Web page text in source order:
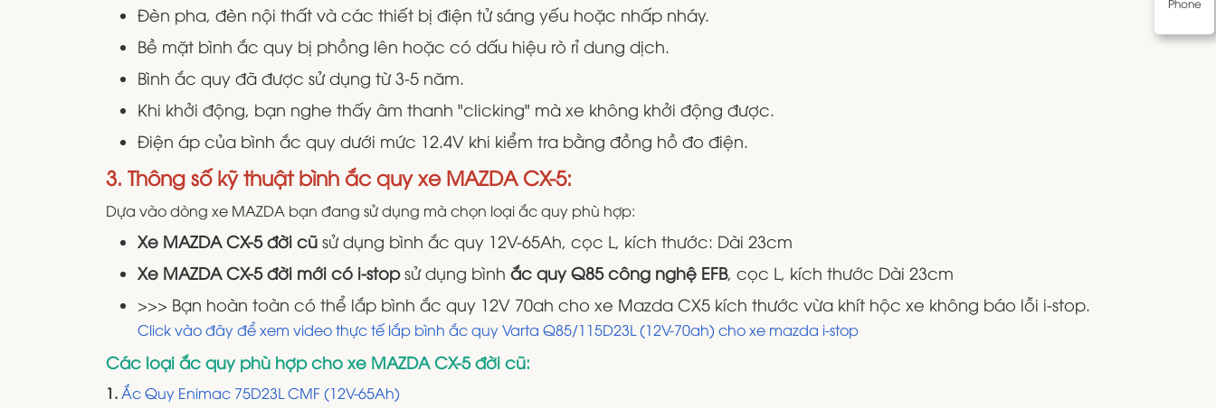
Đèn pha, đèn nội thất và các thiết bị điện tử sáng yếu hoặc nhấp nháy.
Bề mặt bình ắc quy bị phồng lên hoặc có dấu hiệu rò rỉ dung dịch.
Bình ắc quy đã được sử dụng từ 3-5 năm.
Khi khởi động, bạn nghe thấy âm thanh "clicking" mà xe không khởi động được.
Điện áp của bình ắc quy dưới mức 12.4V khi kiểm tra bằng đồng hồ đo điện.
3. Thông số kỹ thuật bình ắc quy xe MAZDA CX-5:
Dựa vào dòng xe MAZDA bạn đang sử dụng mà chọn loại ắc quy phù hợp:
Xe MAZDA CX-5 đời cũ sử dụng bình ắc quy 12V-65Ah, cọc L, kích thước: Dài 23cm
Xe MAZDA CX-5 đời mới có i-stopsử dụng bình ắc quy Q85 công nghệ EFB, cọc L, kích thước Dài 23cm
>>> Bạn hoàn toàn có thể lắp bình ắc quy 12V 70ah cho xe Mazda CX5 kích thước vừa khít hộc xe không báo lỗi i-stop.
Click vào đây để xem video thực tế lắp bình ắc quy Varta Q85/115D23L (12V-70ah) cho xe mazda i-stop
Các loại ắc quy phù hợp cho xe MAZDA CX-5 đời cũ:
1.Ắc Quy Enimac 75D23L CMF (12V-65Ah)